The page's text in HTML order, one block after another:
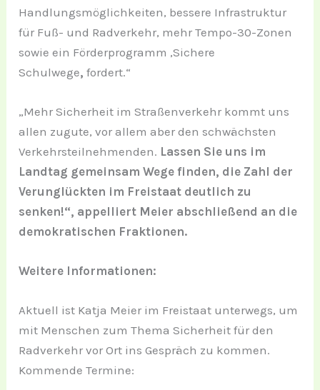
Handlungsmöglichkeiten, bessere Infrastruktur
für Fuß- und Radverkehr, mehr Tempo-30-Zonen
sowie ein Förderprogramm ,Sichere
Schulwege‚fordert.“
„Mehr Sicherheit im Straßenverkehr kommt uns
allen zugute, vor allem aber den schwächsten
Verkehrsteilnehmenden. Lassen Sie uns im
Landtag gemeinsam Wege finden, die Zahl der
Verunglückten im Freistaat deutlich zu
senken!“, appelliert Meier abschließend an die
demokratischen Fraktionen.
Weitere Informationen:
Aktuell ist Katja Meier im Freistaat unterwegs, um
mit Menschen zum Thema Sicherheit für den
Radverkehr vor Ort ins Gespräch zu kommen.
Kommende Termine: